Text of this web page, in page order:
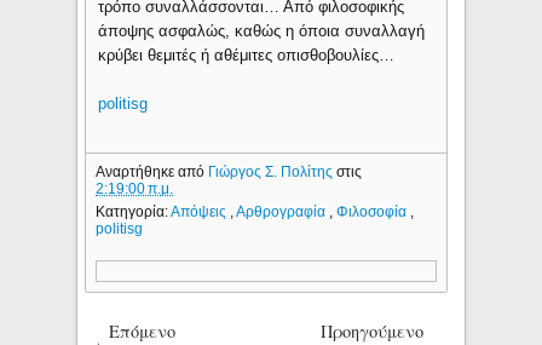
τρόπο συναλλάσσονται… Από φιλοσοφικής
άποψης ασφαλώς, καθώς η όποια συναλλαγή
κρύβει θεμιτές ή αθέμιτες οπισθοβουλίες…
politisg
Αναρτήθηκε από Γιώργος Σ. Πολίτηςστις
2:19:00 π.μ.
Κατηγορία:Απόψεις ,Αρθρογραφία ,Φιλοσοφία ,
politisg
Επόμενο Προηγούμενο